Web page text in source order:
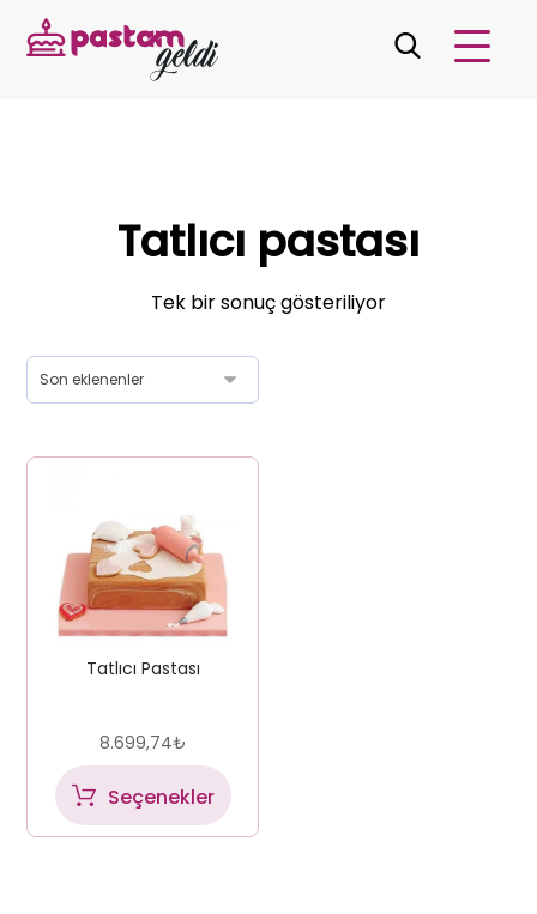
Tatlıcı pastası
Tek bir sonuç gösteriliyor
Tatlıcı Pastası
8.699,74₺
Seçenekler